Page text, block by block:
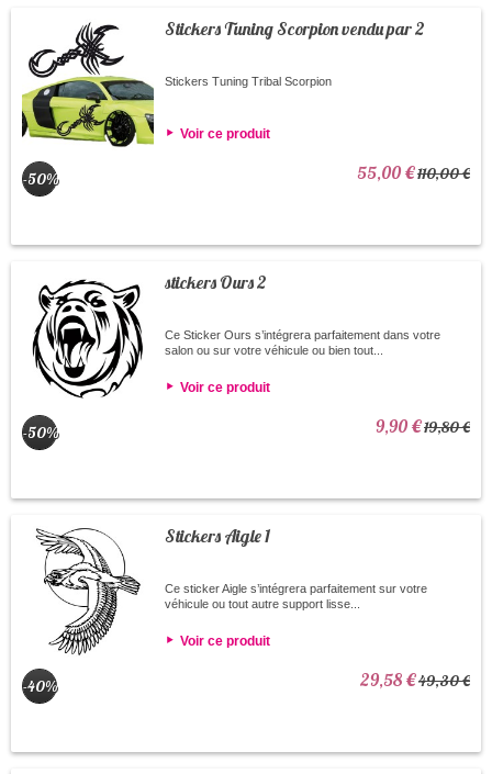
Stickers Tuning Scorpion vendu par 2
Stickers Tuning Tribal Scorpion
Voir ce produit
-50% 55,00 €110,00 €
stickers Ours 2
Ce Sticker Ours s’intégrera parfaitement dans votre
salon ou sur votre véhicule ou bien tout...
Voir ce produit
-50% 9,90 €19,80 €
Stickers Aigle 1
Ce sticker Aigle s’intégrera parfaitement sur votre
véhicule ou tout autre support lisse...
Voir ce produit
-40% 29,58 €49,30 €